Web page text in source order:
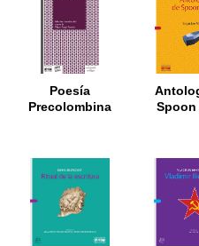
Poesía
Precolombina
Spoon